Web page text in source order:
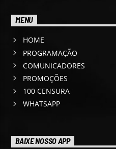
MENU
HOME
PROGRAMAÇÃO
COMUNICADORES
PROMOÇÕES
100 CENSURA
WHATSAPP
BAIXE NOSSO APP